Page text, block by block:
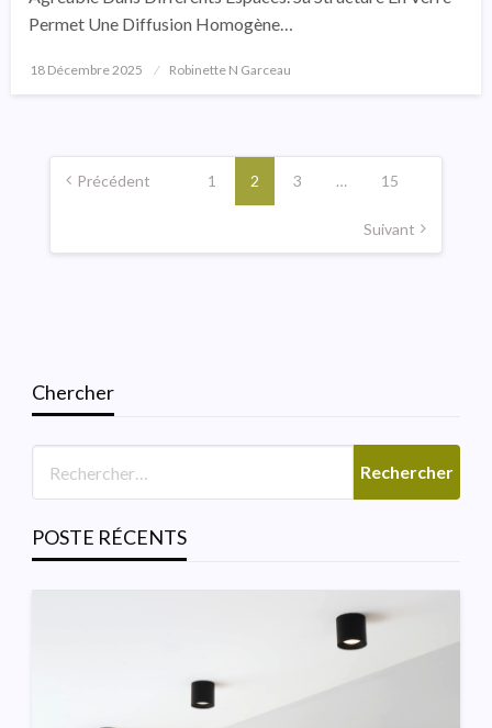
Permet Une Diffusion Homogène…
Posted
18 Décembre 2025 Robinette N Garceau
Pagination
DesPrécédent 1 2 3 … 15
Suivant
Chercher
POSTE RÉCENTS